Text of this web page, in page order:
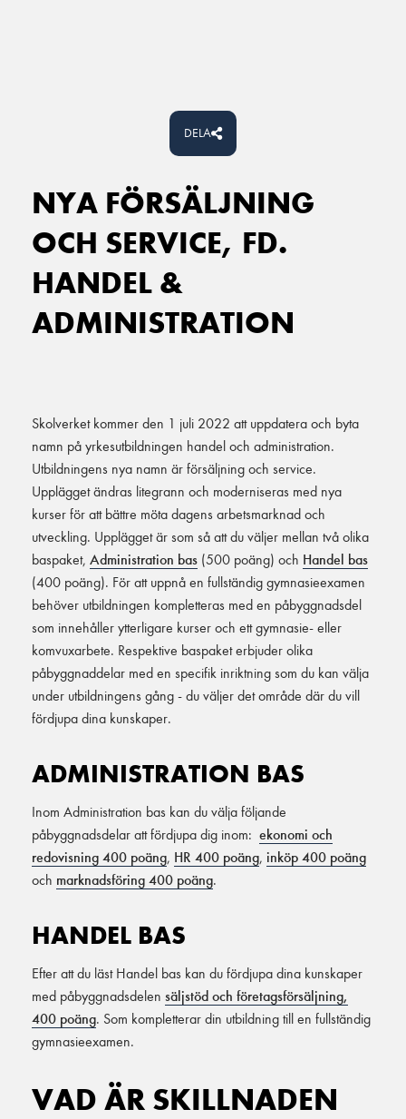
DELA
NYA FÖRSÄLJNING
OCH SERVICE, FD.
HANDEL &
ADMINISTRATION
Skolverket kommer den 1 juli 2022 att uppdatera och byta
namn på yrkesutbildningen handel och administration.
Utbildningens nya namn är försäljning och service.
Upplägget ändras litegrann och moderniseras med nya
kurser för att bättre möta dagens arbetsmarknad och
utveckling. Upplägget är som så att du väljer mellan två olika
baspaket, Administration bas (500 poäng) och Handel bas
(400 poäng). För att uppnå en fullständig gymnasieexamen
behöver utbildningen kompletteras med en påbyggnadsdel
som innehåller ytterligare kurser och ett gymnasie- eller
komvuxarbete. Respektive baspaket erbjuder olika
påbyggnaddelar med en specifik inriktning som du kan välja
under utbildningens gång - du väljer det område där du vill
fördjupa dina kunskaper.
ADMINISTRATION BAS
Inom Administration bas kan du välja följande
påbyggnadsdelar att fördjupa dig inom: ekonomi och
redovisning 400 poäng, HR 400 poäng, inköp 400 poäng
och marknadsföring 400 poäng.
HANDEL BAS
Efter att du läst Handel bas kan du fördjupa dina kunskaper
med påbyggnadsdelen säljstöd och företagsförsäljning,
400 poäng. Som kompletterar din utbildning till en fullständig
gymnasieexamen.
VAD ÄR SKILLNADEN